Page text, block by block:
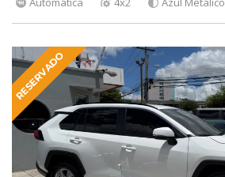
RESERVADO